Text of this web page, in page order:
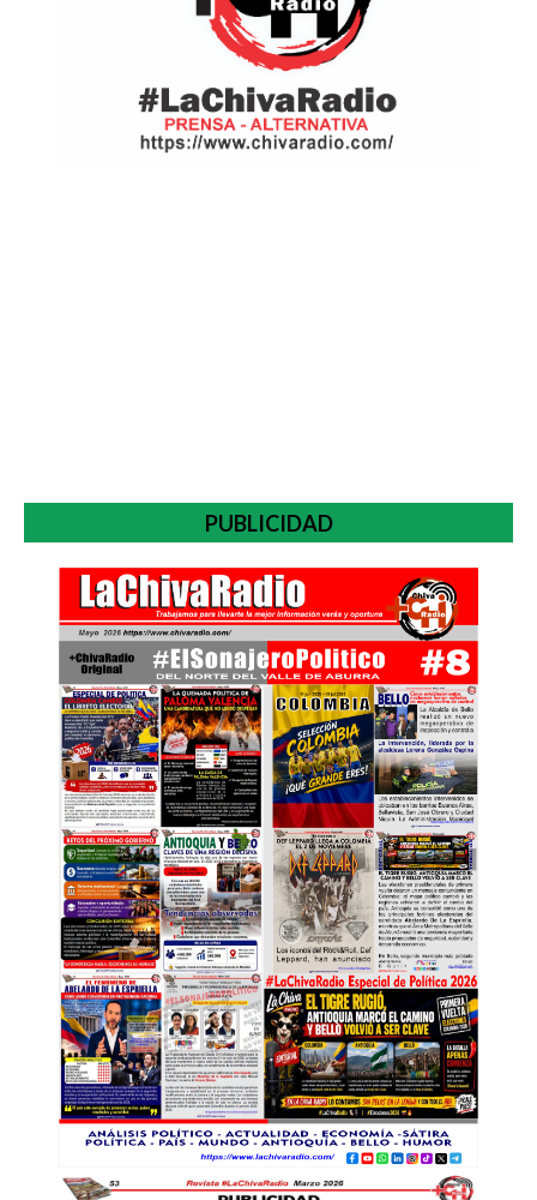
PUBLICIDAD